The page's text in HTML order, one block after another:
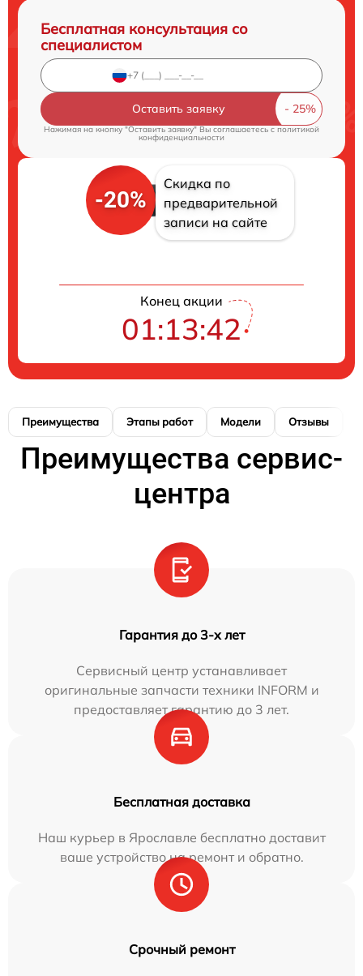
Бесплатная консультация со
специалистом
Оставить заявку
Нажимая на кнопку "Оставить заявку" Вы соглашаетесь cполитикой
конфиденциальности
-20%
Скидка по
предварительной
записи на сайте
Конец акции
01:13:41
Преимущества Этапы работ Модели Отзывы
Преимущества сервис-
центра
Гарантия до 3-х лет
Сервисный центр устанавливает
оригинальные запчасти техники INFORM и
предоставляет гарантию до 3 лет.
Бесплатная доставка
Наш курьер в Ярославле бесплатно доставит
ваше устройство на ремонт и обратно.
Срочный ремонт